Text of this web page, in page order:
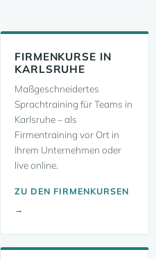
FIRMENKURSE IN
KARLSRUHE
Maßgeschneidertes
Sprachtraining für Teams in
Karlsruhe – als
Firmentraining vor Ort in
Ihrem Unternehmen oder
live online.
ZU DEN FIRMENKURSEN
→